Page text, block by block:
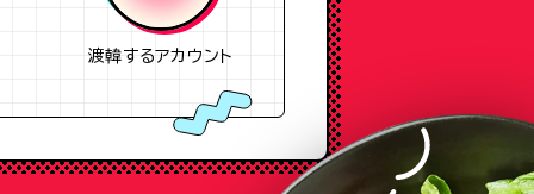
渡韓するアカウント